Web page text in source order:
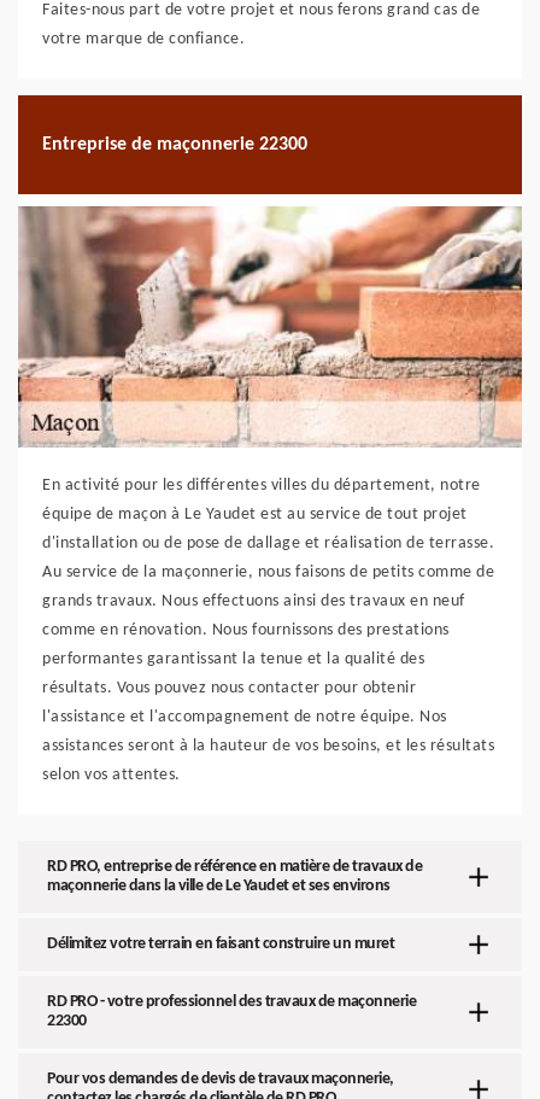
Faites-nous part de votre projet et nous ferons grand cas de
votre marque de confiance.
Entreprise de maçonnerie 22300
En activité pour les différentes villes du département, notre
équipe de maçon à Le Yaudet est au service de tout projet
d'installation ou de pose de dallage et réalisation de terrasse.
Au service de la maçonnerie, nous faisons de petits comme de
grands travaux. Nous effectuons ainsi des travaux en neuf
comme en rénovation. Nous fournissons des prestations
performantes garantissant la tenue et la qualité des
résultats. Vous pouvez nous contacter pour obtenir
l'assistance et l'accompagnement de notre équipe. Nos
assistances seront à la hauteur de vos besoins, et les résultats
selon vos attentes.
RD PRO, entreprise de référence en matière de travaux de
maçonnerie dans la ville de Le Yaudet et ses environs
Délimitez votre terrain en faisant construire un muret
RD PRO - votre professionnel des travaux de maçonnerie
22300
Pour vos demandes de devis de travaux maçonnerie,